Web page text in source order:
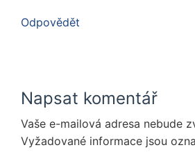
Odpovědět
Napsat komentář
Vaše e-mailová adresa nebude
Vyžadované informace jsou